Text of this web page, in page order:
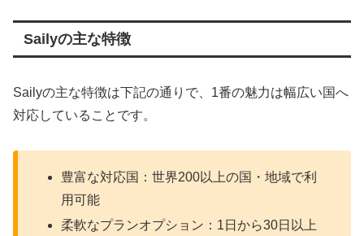
Sailyの主な特徴
Sailyの主な特徴は下記の通りで、1番の魅力は幅広い国へ
対応していることです。
豊富な対応国：世界200以上の国・地域で利
用可能
柔軟なプランオプション：1日から30日以上